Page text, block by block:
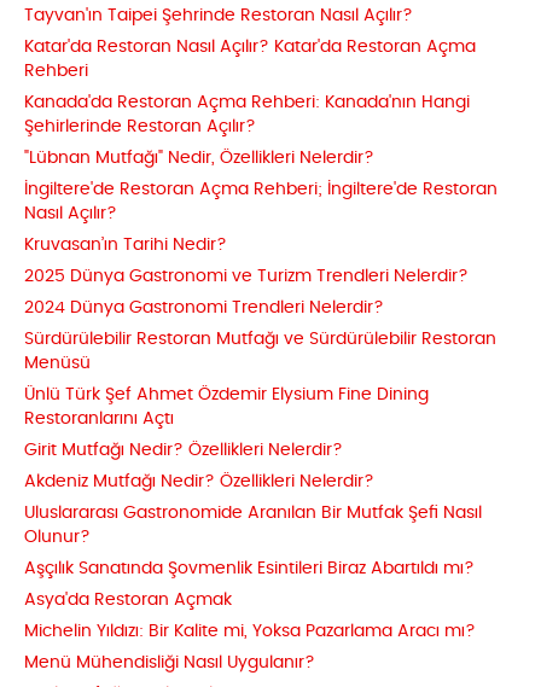
Tayvan'ın Taipei Şehrinde Restoran Nasıl Açılır?
Katar'da Restoran Nasıl Açılır? Katar'da Restoran Açma
Rehberi
Kanada'da Restoran Açma Rehberi: Kanada'nın Hangi
Şehirlerinde Restoran Açılır?
"Lübnan Mutfağı" Nedir, Özellikleri Nelerdir?
İngiltere'de Restoran Açma Rehberi; İngiltere'de Restoran
Nasıl Açılır?
Kruvasan’ın Tarihi Nedir?
2025 Dünya Gastronomi ve Turizm Trendleri Nelerdir?
2024 Dünya Gastronomi Trendleri Nelerdir?
Sürdürülebilir Restoran Mutfağı ve Sürdürülebilir Restoran
Menüsü
Ünlü Türk Şef Ahmet Özdemir Elysium Fine Dining
Restoranlarını Açtı
Girit Mutfağı Nedir? Özellikleri Nelerdir?
Akdeniz Mutfağı Nedir? Özellikleri Nelerdir?
Uluslararası Gastronomide Aranılan Bir Mutfak Şefi Nasıl
Olunur?
Aşçılık Sanatında Şovmenlik Esintileri Biraz Abartıldı mı?
Asya'da Restoran Açmak
Michelin Yıldızı: Bir Kalite mi, Yoksa Pazarlama Aracı mı?
Menü Mühendisliği Nasıl Uygulanır?